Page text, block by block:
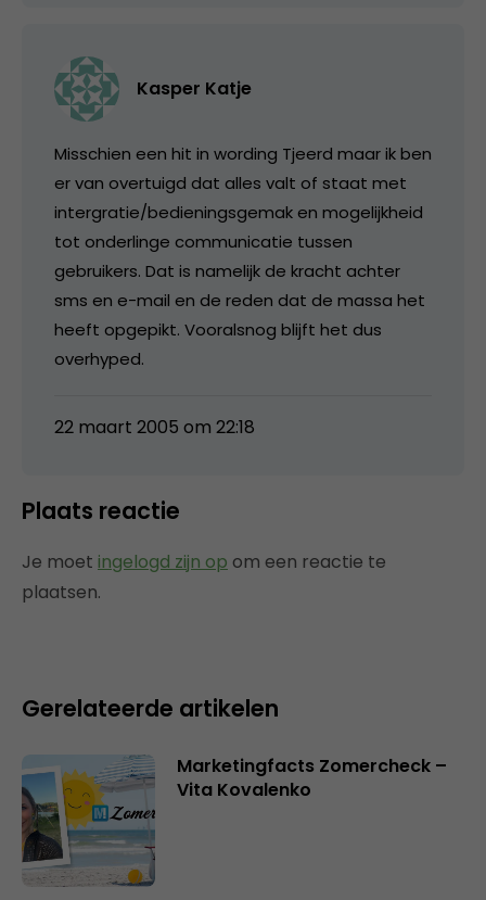
Kasper Katje
Misschien een hit in wording Tjeerd maar ik ben
er van overtuigd dat alles valt of staat met
intergratie/bedieningsgemak en mogelijkheid
tot onderlinge communicatie tussen
gebruikers. Dat is namelijk de kracht achter
sms en e-mail en de reden dat de massa het
heeft opgepikt. Vooralsnog blijft het dus
overhyped.
22 maart 2005 om 22:18
Plaats reactie
Je moet ingelogd zijn op om een reactie te
plaatsen.
Gerelateerde artikelen
Marketingfacts Zomercheck –
Vita Kovalenko